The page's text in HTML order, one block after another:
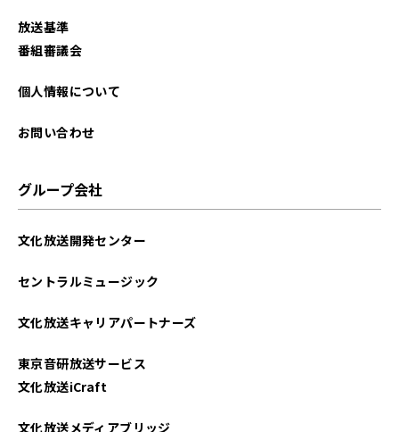
2021年07月
2021年04月
放送基準
番組審議会
個人情報について
お問い合わせ
グループ会社
文化放送開発センター
セントラルミュージック
文化放送キャリアパートナーズ
東京音研放送サービス
文化放送iCraft
文化放送メディアブリッジ